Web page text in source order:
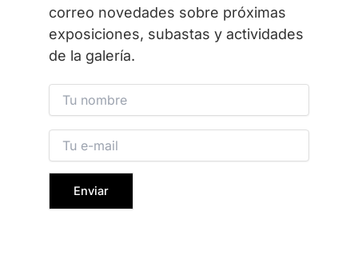
correo novedades sobre próximas
exposiciones, subastas y actividades
de la galería.
Please leave this field empty.